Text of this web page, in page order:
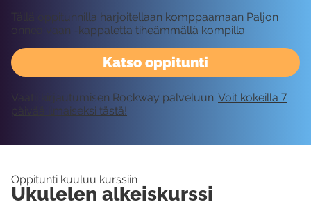
Katso oppitunti
Tällä oppitunnilla harjoitellaan komppaamaan Paljon
onnea vaan -kappaletta tiheämmällä kompilla.
Vaatii kirjautumisen Rockway palveluun. Voit kokeilla 7
päivää ilmaiseksi tästä!
Oppitunti kuuluu kurssiin
Ukulelen alkeiskurssi